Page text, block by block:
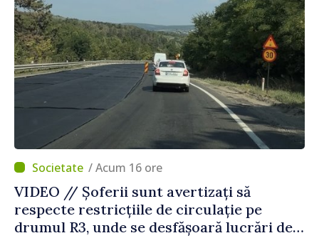
/ Acum 16 ore
VIDEO // Șoferii sunt avertizați să
respecte restricțiile de circulație pe
drumul R3, unde se desfășoară lucrări de